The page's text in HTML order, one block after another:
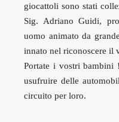
giocattoli sono stati
Sig. Adriano Guidi,
uomo animato da
innato nel riconoscere il
Portate i vostri bambini
usufruire delle
circuito per loro.